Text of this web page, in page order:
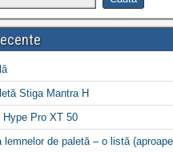
Stiga Mantra H
Hype Pro XT 50
lemnelor de paletă – o listă